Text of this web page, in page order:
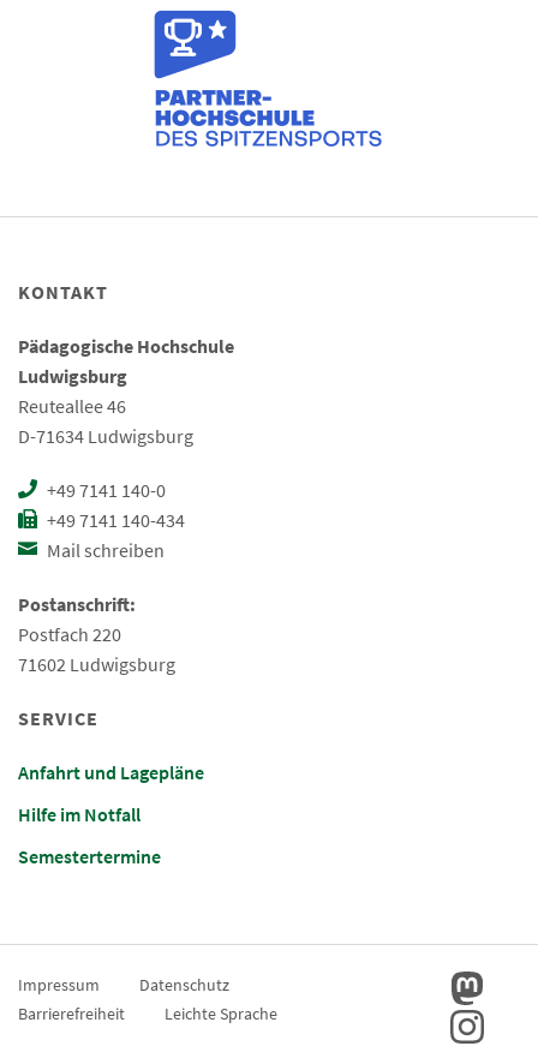
KONTAKT
Pädagogische Hochschule
Ludwigsburg
Reuteallee 46
D-71634 Ludwigsburg
+49 7141 140-0
+49 7141 140-434
Mail schreiben
Postanschrift:
Postfach 220
71602 Ludwigsburg
SERVICE
Anfahrt und Lagepläne
Hilfe im Notfall
Semestertermine
Impressum
Datenschutz
Barrierefreiheit
Leichte Sprache